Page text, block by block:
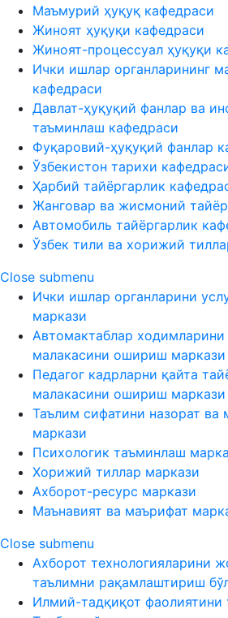
Маъмурий ҳуқуқ кафедраси
Жиноят ҳуқуқи кафедраси
Жиноят-процессуал ҳуқуқи
Ички ишлар органларининг
кафедраси
Давлат-ҳуқуқий фанлар ва
таъминлаш кафедраси
Фуқаровий-ҳуқуқий фанлар
Ўзбекистон тарихи
Ҳарбий тайёргарлик
Жанговар ва жисмоний
Автомобиль тайёргарлик
Ўзбек тили ва хорижий
Close submenu
Ички ишлар органларини
маркази
Автомактаблар
малакасини ошириш маркази
Педагог кадрларни қайта
малакасини ошириш маркази
Таълим сифатини назорат ва
маркази
Психологик таъминлаш
Хорижий тиллар маркази
Ахборот-ресурс маркази
Маънавият ва маърифат
Close submenu
Ахборот технологияларини
таълимни рақамлаштириш
Илмий-тадқиқот